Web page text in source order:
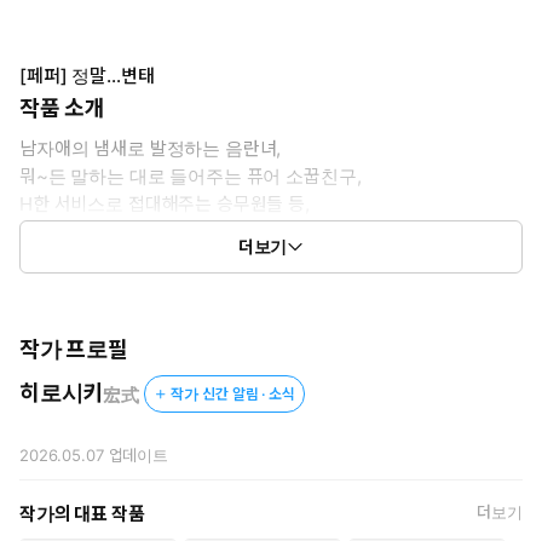
[페퍼] 정말…변태
작품 소개
남자애의 냄새로 발정하는 음란녀,
뭐~든 말하는 대로 들어주는 퓨어 소꿉친구,
H한 서비스로 접대해주는 승무원들 등,
살짝 야하고, 살짝 이상한
쾌감 넘치는 미소녀(변태)들이 한가득~
더보기
작가 프로필
히로시키 宏式 작가 신간 알림 · 소식
2026.05.07업데이트
작가의 대표 작품 더보기